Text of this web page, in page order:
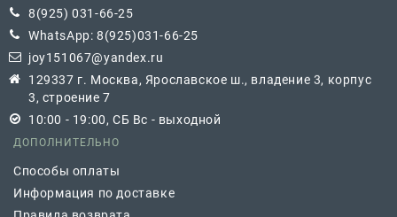
8(925) 031-66-25
WhatsApp: 8(925)031-66-25
joy151067@yandex.ru
129337 г. Москва, Ярославское ш., владение 3, корпус
3, строение 7
10:00 - 19:00, СБ Вс - выходной
ДОПОЛНИТЕЛЬНО
Способы оплаты
Информация по доставке